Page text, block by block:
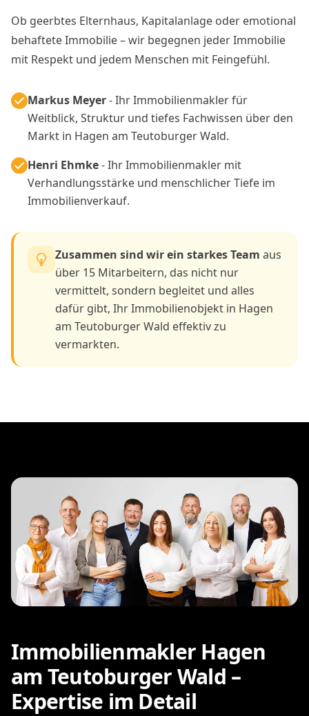
Ob geerbtes Elternhaus, Kapitalanlage oder emotional
behaftete Immobilie – wir begegnen jeder Immobilie
mit Respekt und jedem Menschen mit Feingefühl.
Markus Meyer- Ihr Immobilienmakler für
Weitblick, Struktur und tiefes Fachwissen über den
Markt in Hagen am Teutoburger Wald.
Henri Ehmke- Ihr Immobilienmakler mit
Verhandlungsstärke und menschlicher Tiefe im
Immobilienverkauf.
Zusammen sind wir ein starkes Team aus
über 15 Mitarbeitern, das nicht nur
vermittelt, sondern begleitet und alles
dafür gibt, Ihr Immobilienobjekt in Hagen
am Teutoburger Wald effektiv zu
vermarkten.
Immobilienmakler Hagen
am Teutoburger Wald –
Expertise im Detail